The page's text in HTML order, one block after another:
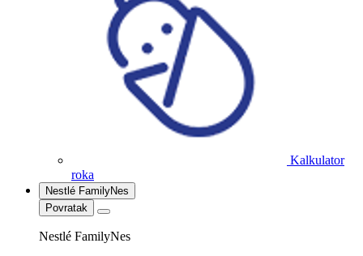
Kalkulator
roka
Nestlé FamilyNes
Povratak
Nestlé FamilyNes